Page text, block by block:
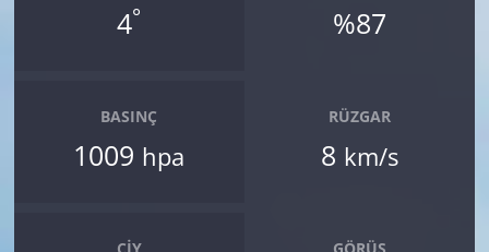
4° %87
BASINÇ
1009 hpa
RÜZGAR
8 km/s